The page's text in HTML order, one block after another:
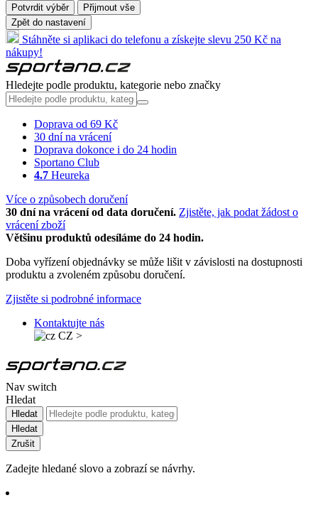
Potvrdit výběr
Přijmout vše
Zpět do nastavení
Stáhněte si aplikaci do telefonu a získejte slevu 250 Kč na
nákupy!
Hledejte podle produktu, kategorie nebo značky
Doprava od 69 Kč
30 dní na vrácení
Doprava dokonce i do 24 hodin
Sportano Club
4.7 Heureka
Více o způsobech doručení
30 dní na vrácení od data doručení. Zjistěte, jak podat žádost o
vrácení zboží
Většinu produktů odesíláme do 24 hodin.
Doba vyřízení objednávky se může lišit v závislosti na dostupnosti
produktu a zvoleném způsobu doručení.
Zjistěte si podrobné informace
Kontaktujte nás
CZ >
Nav switch
Hledat
Hledat
Hledat
Zrušit
Zadejte hledané slovo a zobrazí se návrhy.